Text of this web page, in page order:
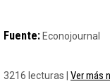
Fuente: Econojournal
3216 lecturas | Ver más